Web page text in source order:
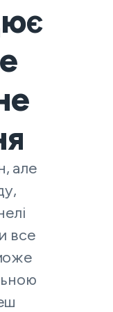
але
все